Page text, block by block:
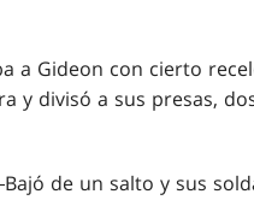
Gideon con cierto
y divisó a sus presas,
de un salto y sus